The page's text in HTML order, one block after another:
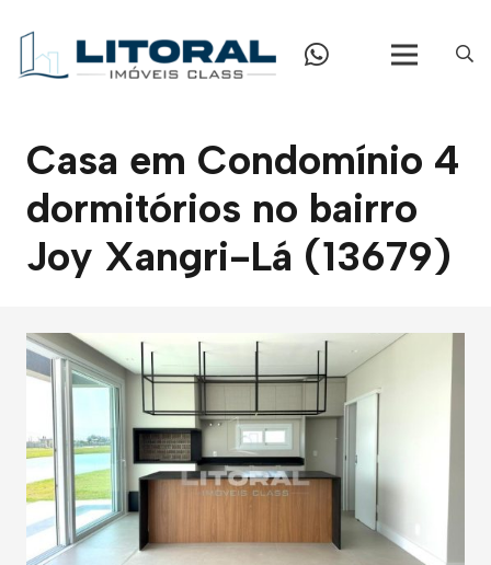
Casa em Condomínio 4
dormitórios no bairro
Joy Xangri-Lá (13679)